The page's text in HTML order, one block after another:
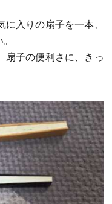
入りの扇子を一本、
扇子の便利さに、きっ